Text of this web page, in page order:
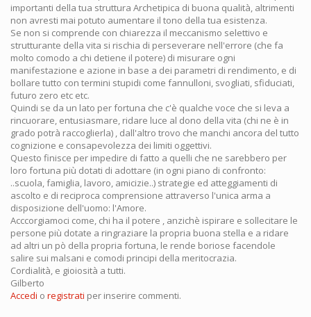
importanti della tua struttura Archetipica di buona qualità, altrimenti
non avresti mai potuto aumentare il tono della tua esistenza.
Se non si comprende con chiarezza il meccanismo selettivo e
strutturante della vita si rischia di perseverare nell'errore (che fa
molto comodo a chi detiene il potere) di misurare ogni
manifestazione e azione in base a dei parametri di rendimento, e di
bollare tutto con termini stupidi come fannulloni, svogliati, sfiduciati,
futuro zero etc etc.
Quindi se da un lato per fortuna che c'è qualche voce che si leva a
rincuorare, entusiasmare, ridare luce al dono della vita (chi ne è in
grado potrà raccoglierla) , dall'altro trovo che manchi ancora del tutto
cognizione e consapevolezza dei limiti oggettivi.
Questo finisce per impedire di fatto a quelli che ne sarebbero per
loro fortuna più dotati di adottare (in ogni piano di confronto:
..scuola, famiglia, lavoro, amicizie..) strategie ed atteggiamenti di
ascolto e di reciproca comprensione attraverso l'unica arma a
disposizione dell'uomo: l'Amore.
Acccorgiamoci come, chi ha il potere , anzichè ispirare e sollecitare le
persone più dotate a ringraziare la propria buona stella e a ridare
ad altri un pò della propria fortuna, le rende boriose facendole
salire sui malsani e comodi principi della meritocrazia.
Cordialità, e gioiosità a tutti.
Gilberto
Accedi o registrati per inserire commenti.